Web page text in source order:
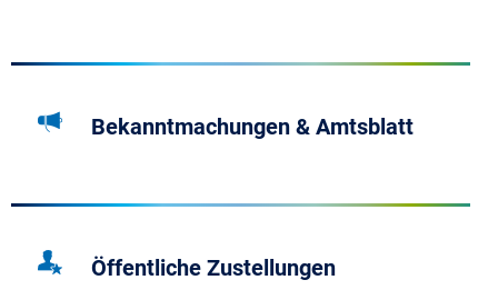
Bekanntmachungen & Amtsblatt
Öffentliche Zustellungen